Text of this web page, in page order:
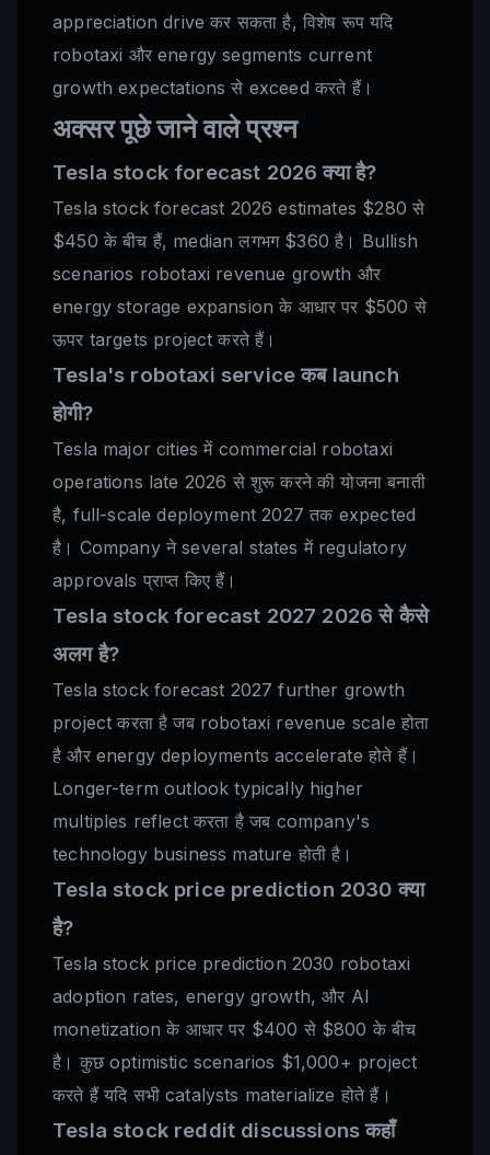
appreciation drive कर सकता है, विशेष रूप यदि
robotaxi और energy segments current
growth expectations से exceed करते हैं।
अक्सर पूछे जाने वाले प्रश्न
Tesla stock forecast 2026 क्या है?
Tesla stock forecast 2026 estimates $280 से
$450 के बीच हैं, median लगभग $360 है। Bullish
scenarios robotaxi revenue growth और
energy storage expansion के आधार पर $500 से
ऊपर targets project करते हैं।
Tesla's robotaxi service कब launch
होगी?
Tesla major cities में commercial robotaxi
operations late 2026 से शुरू करने की योजना बनाती
है, full-scale deployment 2027 तक expected
है। Company ने several states में regulatory
approvals प्राप्त किए हैं।
Tesla stock forecast 2027 2026 से कैसे
अलग है?
Tesla stock forecast 2027 further growth
project करता है जब robotaxi revenue scale होता
है और energy deployments accelerate होते हैं।
Longer-term outlook typically higher
multiples reflect करता है जब company's
technology business mature होती है।
Tesla stock price prediction 2030 क्या
है?
Tesla stock price prediction 2030 robotaxi
adoption rates, energy growth, और AI
monetization के आधार पर $400 से $800 के बीच
है। कुछ optimistic scenarios $1,000+ project
करते हैं यदि सभी catalysts materialize होते हैं।
Tesla stock reddit discussions कहाँ